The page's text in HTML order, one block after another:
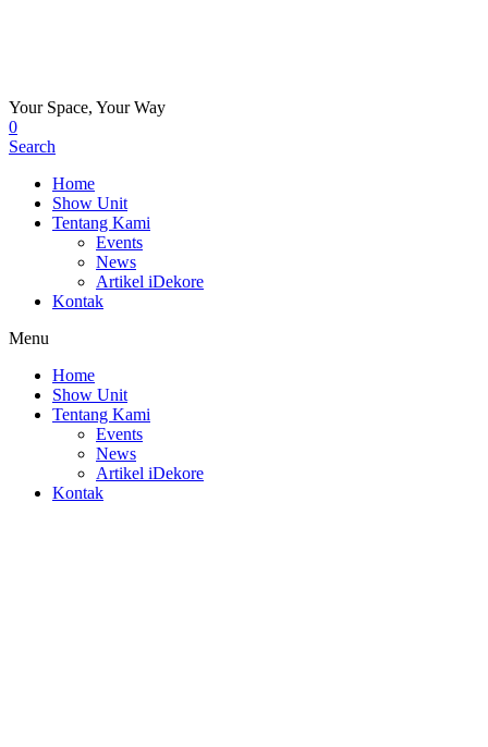
Your Space, Your Way
0
Search
Home
Show Unit
Tentang Kami
Events
News
Artikel iDekore
Kontak
Menu
Home
Show Unit
Tentang Kami
Events
News
Artikel iDekore
Kontak